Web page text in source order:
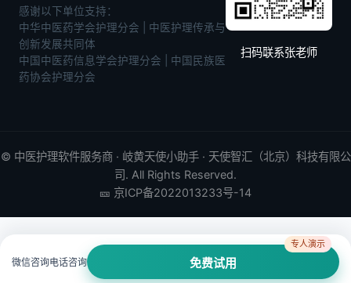
微信咨询电话咨询 免费试用
专人演示
感谢以下单位支持：
中华中医药学会护理分会 | 中医护理传承与
创新发展共同体
中国中医药信息学会护理分会 | 中国民族医
药协会护理分会
扫码联系张老师
© 中医护理软件服务商 · 岐黄天使小助手 · 天使智汇（北京）科技有限公
司. All Rights Reserved.
🎫 京ICP备2022013233号-14